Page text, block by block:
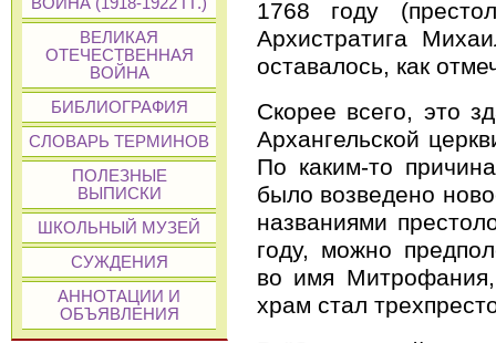
ВЕЛИКАЯ
ОТЕЧЕСТВЕННАЯ
ВОЙНА
БИБЛИОГРАФИЯ
СЛОВАРЬ ТЕРМИНОВ
ПОЛЕЗНЫЕ
ВЫПИСКИ
ШКОЛЬНЫЙ МУЗЕЙ
СУЖДЕНИЯ
АННОТАЦИИ И
ОБЪЯВЛЕНИЯ
1768 году
Архистратига
оставалось, как
Скорее всего, это
Архангельской
По каким-то
было возведено
названиями
году, можно
во имя
храм стал